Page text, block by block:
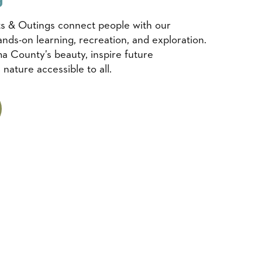
& Outings connect people with our
on learning, recreation, and exploration.
County’s beauty, inspire future
accessible to all.